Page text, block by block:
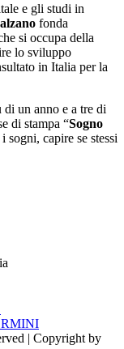
e gli studi in
fonda
si occupa della
lo sviluppo
in Italia per la
un anno e a tre di
di stampa “Sogno
sogni, capire se stessi
| Copyright by